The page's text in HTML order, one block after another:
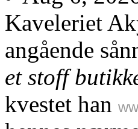
Kaveleriet
angående
et stoff
kvestet han